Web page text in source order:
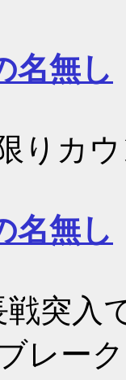
名無し
りカ
名無し
突入
レー